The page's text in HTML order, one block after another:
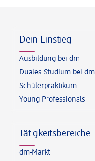
Dein Einstieg
Ausbildung bei dm
Duales Studium bei dm
Schülerpraktikum
Young Professionals
Tätigkeitsbereiche
dm-Markt